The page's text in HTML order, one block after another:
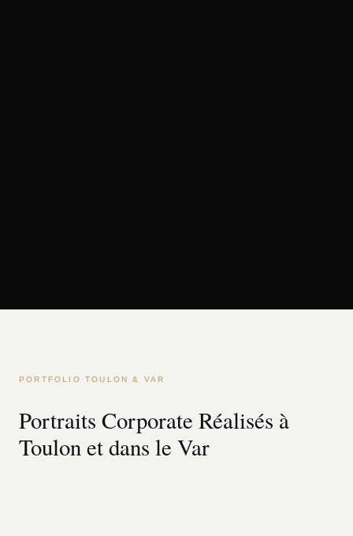
PORTFOLIO TOULON & VAR
Portraits Corporate Réalisés à
Toulon et dans le Var